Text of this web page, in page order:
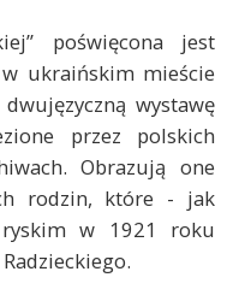
poświęcona jest
ukraińskim mieście
wystawę
przez polskich
Obrazują one
rodzin, które - jak
w 1921 roku